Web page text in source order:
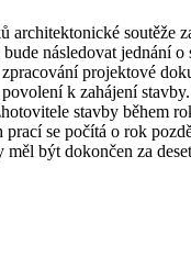
architektonické soutěže
následovat jednání o
projektové
k zahájení
stavby během
prací se počítá o rok
být dokončen za